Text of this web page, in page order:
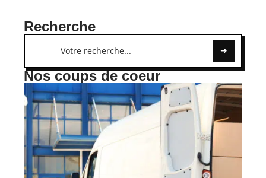
Recherche
Nos coups de coeur